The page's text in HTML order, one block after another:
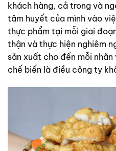
khách hàng, cả trong và
tâm huyết của mình vào
thực phẩm tại mỗi giai
thận và thực hiện nghiêm
sản xuất cho đến mỗi
chế biến là điều công ty